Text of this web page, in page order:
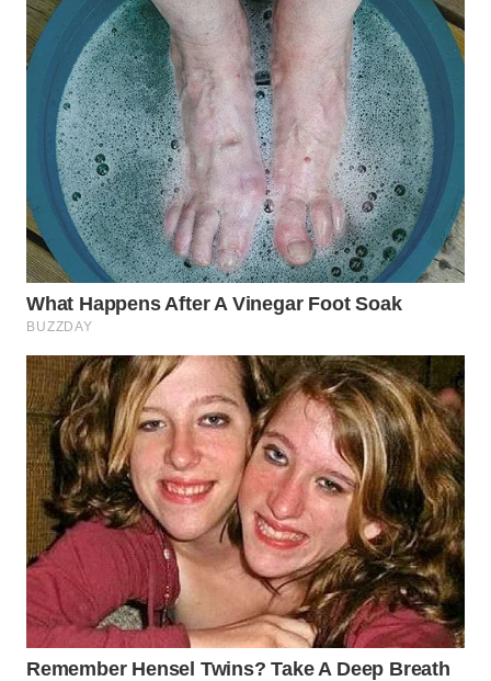
LESUNG
WN
KARO
WN
SIMALUNGUN
WN
LABUHANBATU
WN
TAPANULI
TENGAH
WN DELI
SERDANG
WN
TEBING
TINGGI
WN
PAKPAK